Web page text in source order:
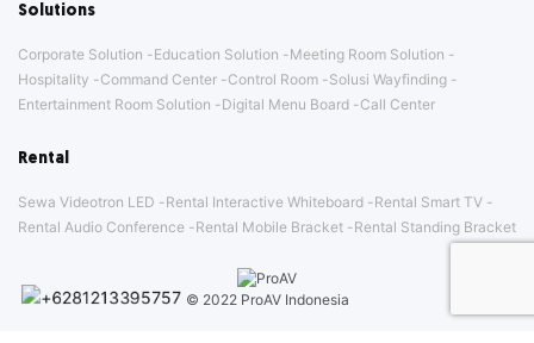
Solutions
Corporate Solution Education Solution
Meeting Room Solution
Hospitality
Command Center Control Room
Solusi Wayfinding
Entertainment Room Solution
Digital Menu Board Call Center
Rental
Sewa Videotron LED Rental Interactive Whiteboard
Rental Smart TV
Rental Audio Conference
Rental Mobile Bracket Rental Standing Bracket
© 2022 ProAV Indonesia